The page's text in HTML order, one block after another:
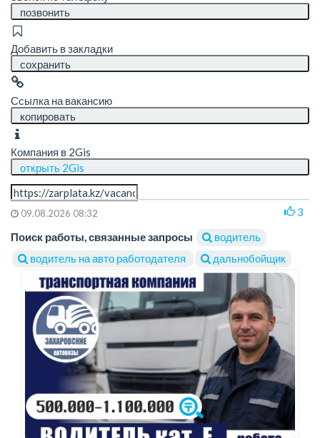
позвонить
Добавить в закладки
сохранить
Ссылка на вакансию
копировать
Компания в 2Gis
открыть 2Gis
09.08.2026 08:32
3
Поиск работы, связанные запросы
водитель
водитель на авто работодателя
дальнобойщик